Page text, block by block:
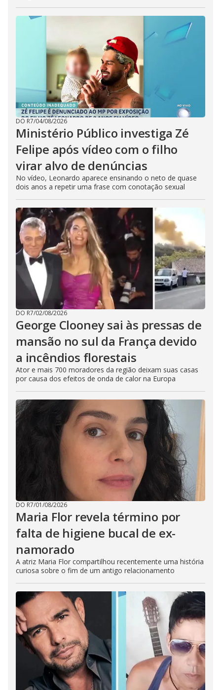
DO R7/04/08/2026
Ministério Público investiga Zé
Felipe após vídeo com o filho
virar alvo de denúncias
No vídeo, Leonardo aparece ensinando o neto de quase
dois anos a repetir uma frase com conotação sexual
DO R7/02/08/2026
George Clooney sai às pressas de
mansão no sul da França devido
a incêndios florestais
Ator e mais 700 moradores da região deixam suas casas
por causa dos efeitos de onda de calor na Europa
DO R7/01/08/2026
Maria Flor revela término por
falta de higiene bucal de ex-
namorado
A atriz Maria Flor compartilhou recentemente uma história
curiosa sobre o fim de um antigo relacionamento